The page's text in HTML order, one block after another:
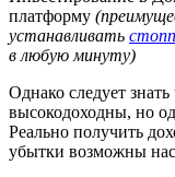
платформу
устанавливать
в любую минуту)
Однако следует знать
высокодоходны, но
Реально получить
убытки возможны